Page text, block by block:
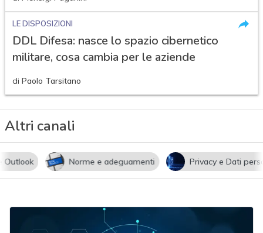
LE DISPOSIZIONI
DDL Difesa: nasce lo spazio cibernetico
militare, cosa cambia per le aziende
di Paolo Tarsitano
Altri canali
Norme e adeguamenti Privacy e Dati